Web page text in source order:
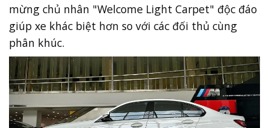
mừng chủ nhân "Welcome Light Carpet" độc đáo
giúp xe khác biệt hơn so với các đối thủ cùng
phân khúc.